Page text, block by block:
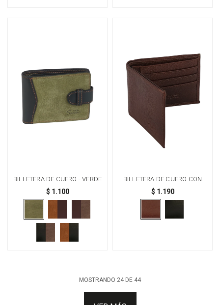
BILLETERA DE CUERO - VERDE
$ 1.100
BILLETERA DE CUERO CON
CIERRE - MARRÓN
$ 1.190
MOSTRANDO 24 DE 44